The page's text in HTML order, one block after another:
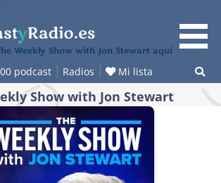
Weekly Show with Jon Stewart aquí
podcast Radios Mi lista
Show with Jon Stewart